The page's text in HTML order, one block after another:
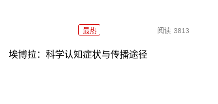
最热 阅读 3813
埃博拉：科学认知症状与传播途径